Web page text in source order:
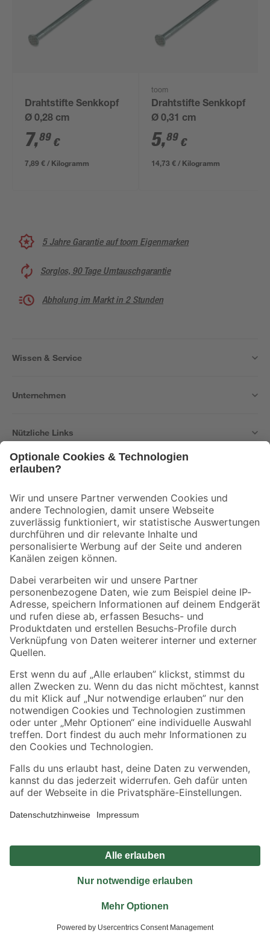
Drahtstifte Senkkopf
Ø 0,28 cm
7,89 €
7,89 € / Kilogramm
toom
Drahtstifte Senkkopf
Ø 0,31 cm
5,89 €
14,73 € / Kilogramm
5 Jahre Garantie auf toom Eigenmarken
Sorglos, 90 Tage Umtauschgarantie
Abholung im Markt in 2 Stunden
Wissen & Service
Unternehmen
Nützliche Links
Der toom Newsletter: Keine Angebote und Aktionen mehr verpassen!
Zur Newsletter Anmeldung
Folge uns
Zahlungsarten Versandarten
Sicher einkaufen
Jetzt die toom-App herunterladen
Alle Preisangaben in EUR inkl. gesetzl. MwSt.. Die dargestellten Angebote sind unter
Umständen nicht in allen Märkten verfügbar. Die angegebenen Verfügbarkeiten beziehen
Produkte nur solange der Vorrat reicht.
*Paketversand ab 59 € versandkostenfrei, gilt nicht für Artikel mit Speditionsversand, hier
Privatsphäre Impressum
Nutzungsbedingungen
Widerrufsrecht
Vertrag widerrufen
© 2026 toom Baumarkt GmbH